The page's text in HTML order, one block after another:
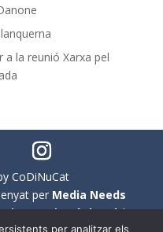
a la reunió Xarxa pel
CoDiNuCat
per Media Needs
|Avís legal|
per analitzar els